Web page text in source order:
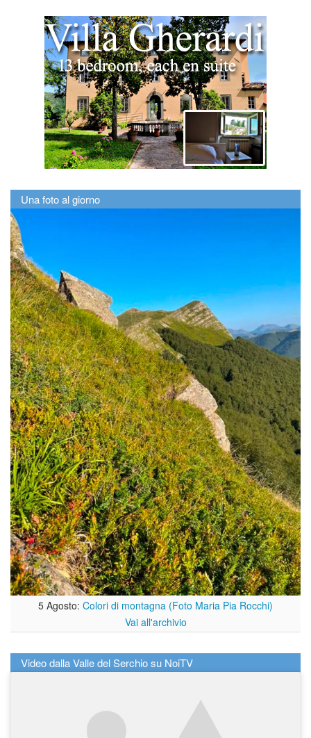
Una foto al giorno
5 Agosto: Colori di montagna (Foto Maria Pia Rocchi)
Vai all'archivio
Video dalla Valle del Serchio su NoiTV